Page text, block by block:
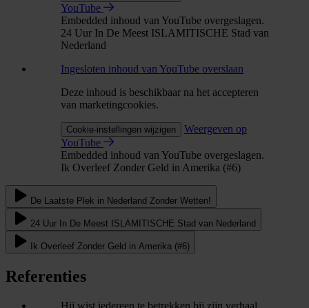
YouTube
Embedded inhoud van YouTube overgeslagen.
24 Uur In De Meest ISLAMITISCHE Stad van
Nederland
Ingesloten inhoud van YouTube overslaan
Deze inhoud is beschikbaar na het accepteren
van marketingcookies.
Cookie-instellingen wijzigen
Weergeven op
YouTube
Embedded inhoud van YouTube overgeslagen.
Ik Overleef Zonder Geld in Amerika (#6)
De Laatste Plek in Nederland Zonder Wetten!
24 Uur In De Meest ISLAMITISCHE Stad van Nederland
Ik Overleef Zonder Geld in Amerika (#6)
Referenties
Hij wist iedereen te betrekken bij zijn verhaal